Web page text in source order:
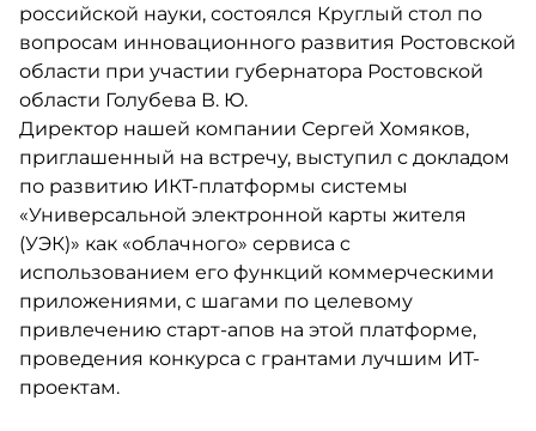
российской науки, состоялся Круглый стол по
вопросам инновационного развития Ростовской
области при участии губернатора Ростовской
области Голубева В. Ю.
Директор нашей компании Сергей Хомяков,
приглашенный на встречу, выступил с докладом
по развитию ИКТ-платформы системы
«Универсальной электронной карты жителя
(УЭК)» как «облачного» сервиса c
использованием его функций коммерческими
приложениями, с шагами по целевому
привлечению старт-апов на этой платформе,
проведения конкурса с грантами лучшим ИТ-
проектам.